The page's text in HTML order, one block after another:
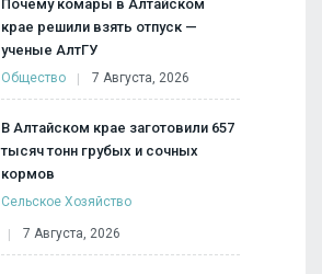
Почему комары в Алтайском
крае решили взять отпуск —
ученые АлтГУ
Общество 7 Августа, 2026
В Алтайском крае заготовили 657
тысяч тонн грубых и сочных
кормов
Сельское Хозяйство
7 Августа, 2026